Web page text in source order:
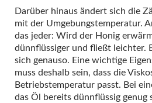
Darüber hinaus ändert sich die
mit der Umgebungstemperatur.
das jeder: Wird der Honig
dünnflüssiger und fließt leichter.
sich genauso. Eine wichtige
muss deshalb sein, dass die
Betriebstemperatur passt. Bei
das Öl bereits dünnflüssig genug